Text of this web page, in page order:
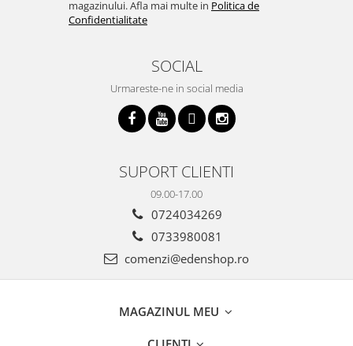
magazinului. Afla mai multe in Politica de
Confidentialitate
SOCIAL
Urmareste-ne in social media
SUPORT CLIENTI
09.00-17.00
0724034269
0733980081
comenzi@edenshop.ro
MAGAZINUL MEU